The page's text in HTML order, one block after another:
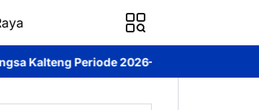
DPRD Murung Raya Studi